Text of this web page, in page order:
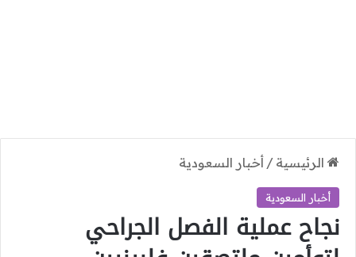
الرئيسية / أخبار السعودية
أخبار السعودية
نجاح عملية الفصل الجراحي